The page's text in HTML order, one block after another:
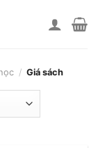
/ Giá sách